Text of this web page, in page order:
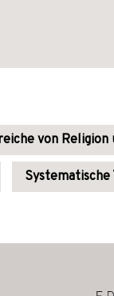
von Religion
Systematische